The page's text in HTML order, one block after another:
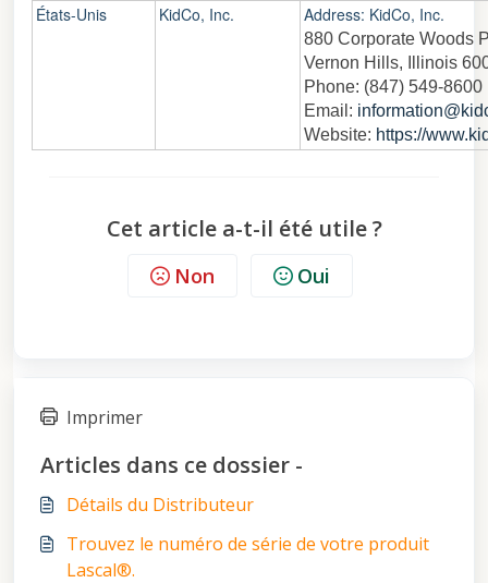
États-Unis KidCo, Inc. Address: KidCo, Inc.
880 Corporate Woods
Vernon Hills, Illinois
Phone: (847) 549-8600
Email:
Website: https://
Cet article a-t-il été utile ?
Non Oui
Imprimer
Articles dans ce dossier -
Détails du Distributeur
Trouvez le numéro de série de votre produit
Lascal®.